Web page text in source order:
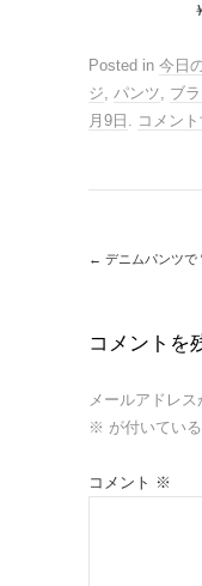
Posted in 今日
ジ, パンツ, ブ
月9日 . コメン
← デニムパンツで
コメントを
メールアドレス
※ が付いてい
コメント ※